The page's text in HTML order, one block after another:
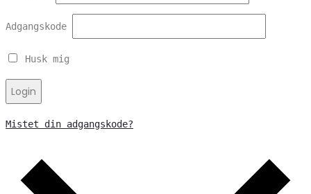
Adgangskode
Husk mig
Login
Mistet din adgangskode?